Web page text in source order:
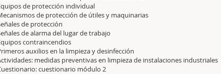
de protección individual
de protección de útiles y maquinarias
de protección
de alarma del lugar de trabajo
contraincendios
auxilios en la limpieza y desinfección
medidas preventivas en limpieza de instalaciones industriales
cuestionario módulo 2